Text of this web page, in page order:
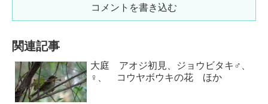
コメントを書き込む
関連記事
大庭 アオジ初見、ジョウビタキ♂、
♀、 コウヤボウキの花 ほか